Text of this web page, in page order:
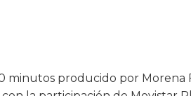
minutos producido por Morena